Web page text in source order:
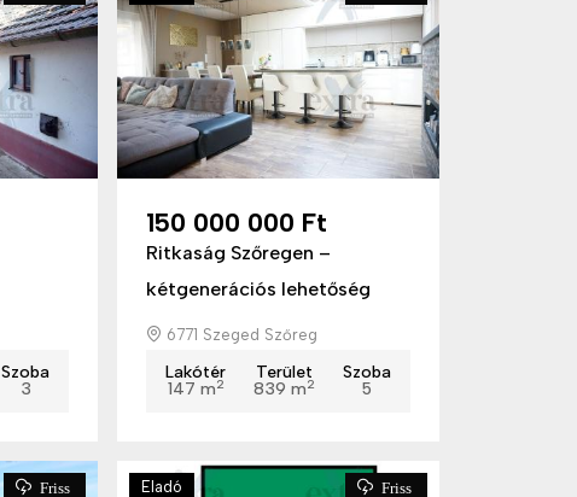
Szoba
3
150 000 000 Ft
Ritkaság Szőregen –
kétgenerációs lehetőség
6771 Szeged Szőreg
Lakótér
147 m2
Terület
839 m2
Szoba
5
Friss Eladó Friss